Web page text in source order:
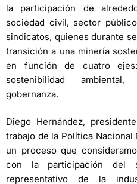
la participación de
sociedad civil, sector
sindicatos, quienes durante
transición a una minería
en función de cuatro ejes:
sostenibilidad
gobernanza.
Diego Hernández,
trabajo de la Política
un proceso que
con la participación del
representativo de la